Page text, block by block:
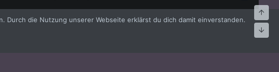
Durch die Nutzung unserer Webseite erklärst du dich damit einverstanden.
Oben